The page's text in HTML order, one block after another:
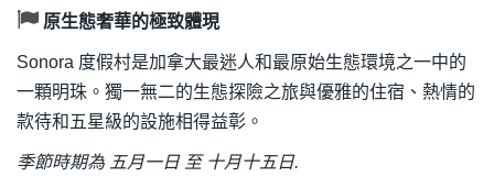
原生態奢華的極致體現
Sonora 度假村是加拿大最迷人和最原始生態環境之一中的
一顆明珠。獨一無二的生態探險之旅與優雅的住宿、熱情的
款待和五星級的設施相得益彰。
季節時期為 五月一日 至 十月十五日.